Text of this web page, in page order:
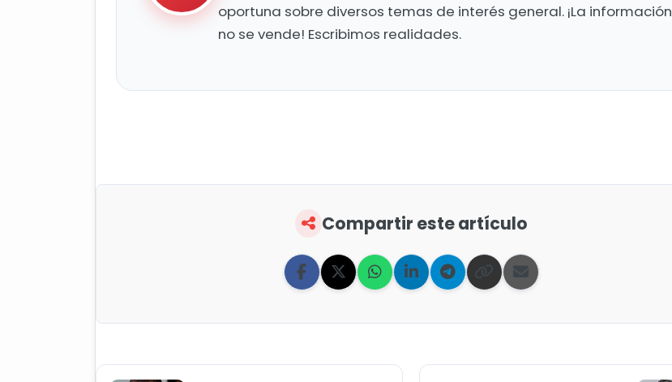
oportuna sobre diversos temas de interés general. ¡La información
no se vende! Escribimos realidades.
Compartir este artículo